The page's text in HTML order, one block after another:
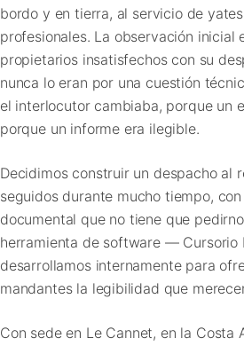
bordo y en tierra, al servicio de
profesionales. La observación inicial
propietarios insatisfechos con su
nunca lo eran por una cuestión
el interlocutor cambiaba, porque un
porque un informe era ilegible.
Decidimos construir un despacho al
seguidos durante mucho tiempo,
documental que no tiene que
herramienta de software —
desarrollamos internamente para
mandantes la legibilidad que
Con sede en Le Cannet, en la Costa